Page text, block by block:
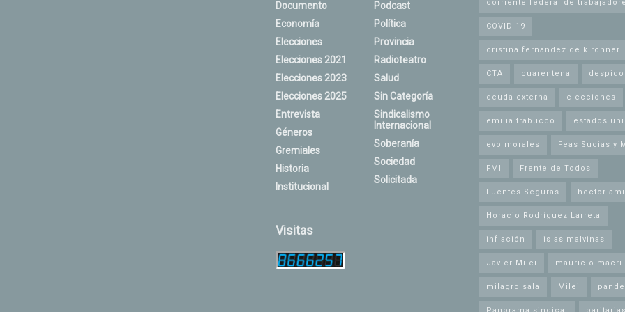
Documento
Economía
Elecciones
Elecciones 2021
Elecciones 2023
Elecciones 2025
Entrevista
Géneros
Gremiales
Historia
Institucional
Podcast
Política
Provincia
Radioteatro
Salud
Sin Categoría
Sindicalismo
Internacional
Soberanía
Sociedad
Solicitada
Visitas
corriente federal de
COVID-19
cristina fernandez de kirchner
CTA cuarentena
deuda externa elecciones
emilia trabucco estados
evo morales Feas Sucias y
FMI Frente de Todos
Fuentes Seguras hector
Horacio Rodríguez Larreta
inflación islas malvinas
Javier Milei mauricio macri
milagro sala Milei
Panorama sindical paritarias